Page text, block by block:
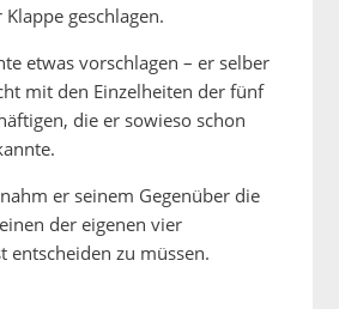
geschlagen.
etwas vorschlagen – er selber
mit den Einzelheiten der fünf
die er sowieso schon
er seinem Gegenüber die
der eigenen vier
entscheiden zu müssen.